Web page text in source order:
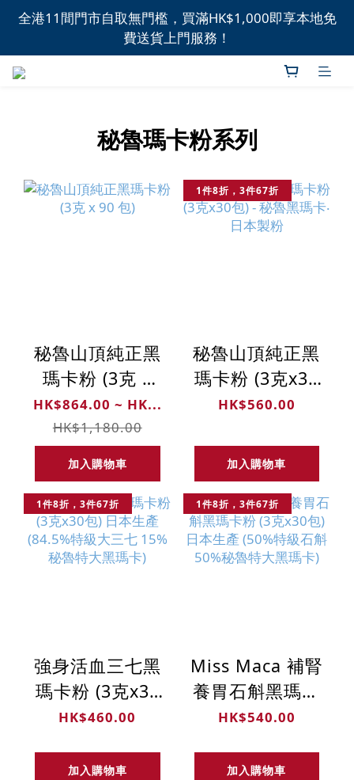
全港11間門市自取無門檻，買滿HK$1,000即享本地免
費送貨上門服務！
全港11間門市自取無門檻，買滿HK$1,000即享本地免
費送貨上門服務！
新品上市，精選優惠，盡在本週推介！
全港11間門市自取無門檻，買滿HK$1,000即享本地免
費送貨上門服務！
秘魯瑪卡粉系列
秘魯山頂純正黑
瑪卡粉 (3克 x
90 包)
HK$864.00 ~ HK...
HK$1,180.00
加入購物車
1件8折，3件67折
秘魯山頂純正黑
瑪卡粉 (3克x30
包) - 秘魯黑瑪
HK$560.00
加入購物車
1件8折，3件67折
強身活血三七黑
瑪卡粉 (3克x30
包) 日本生產
七 15%秘魯特大
HK$460.00
加入購物車
1件8折，3件67折
Miss Maca 補腎
養胃石斛黑瑪卡
粉 (3克x30包)
特級石斛 50%秘
HK$540.00
加入購物車